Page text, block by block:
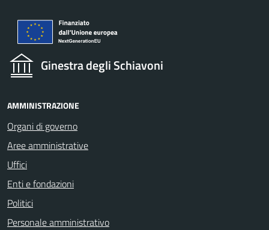
Ginestra degli Schiavoni
AMMINISTRAZIONE
Organi di governo
Aree amministrative
Uffici
Enti e fondazioni
Politici
Personale amministrativo